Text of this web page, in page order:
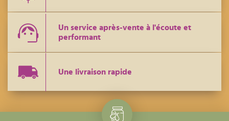
Un service après-vente à l'écoute et
performant
Une livraison rapide